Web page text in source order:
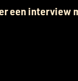
een interview